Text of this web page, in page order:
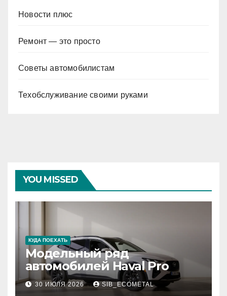
Новости плюс
Ремонт — это просто
Советы автомобилистам
Техобслуживание своими руками
YOU MISSED
КУДА ПОЕХАТЬ
Модельный ряд
автомобилей Haval Pro
30 ИЮЛЯ 2026 SIB_ECOMETAL